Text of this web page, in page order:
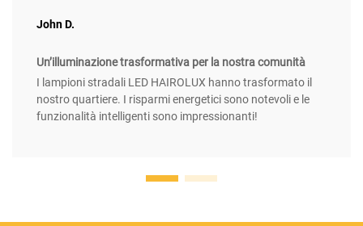
John D.
Un’illuminazione trasformativa per la nostra comunità
I lampioni stradali LED HAIROLUX hanno trasformato il
nostro quartiere. I risparmi energetici sono notevoli e le
funzionalità intelligenti sono impressionanti!